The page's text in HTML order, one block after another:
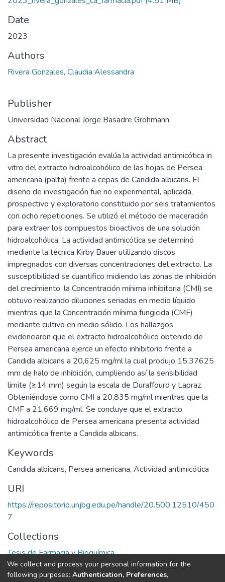
Date
2023
Authors
Rivera Gonzales, Claudia Alessandra
Publisher
Universidad Nacional Jorge Basadre Grohmann
Abstract
La presente investigación evalúa la actividad antimicótica in
vitro del extracto hidroalcohólico de las hojas de Persea
americana (palta) frente a cepas de Candida albicans. El
diseño de investigación fue no experimental, aplicada,
prospectivo y exploratorio constituido por seis tratamientos
con ocho repeticiones. Se utilizó el método de maceración
para extraer los compuestos bioactivos de una solución
hidroalcohólica. La actividad antimicótica se determinó
mediante la técnica Kirby Bauer utilizando discos
impregnados con diversas concentraciones del extracto. La
susceptibilidad se cuantifico midiendo las zonas de inhibición
del crecimiento; la Concentración mínima inhibitoria (CMI) se
obtuvo realizando diluciones seriadas en medio líquido
mientras que la Concentración mínima fungicida (CMF)
mediante cultivo en medio sólido. Los hallazgos
evidenciaron que el extracto hidroalcohólico obtenido de
Persea americana ejerce un efecto inhibitorio frente a
Candida albicans a 20,625 mg/ml la cual produjo 15,37625
mm de halo de inhibición, cumpliendo así la sensibilidad
limite (≥14 mm) según la escala de Duraffourd y Lapraz.
Obteniéndose como CMI a 20,835 mg/ml mientras que la
CMF a 21,669 mg/ml. Se concluye que el extracto
hidroalcohólico de Persea americana presenta actividad
antimicótica frente a Candida albicans.
Keywords
Candida albicans, Persea americana, Actividad antimicótica
URI
https://repositorio.unjbg.edu.pe/handle/20.500.12510/450
7
Collections
Tesis de Farmacia y Bioquímica
Full item page
We collect and process your personal information for the
following purposes: Authentication, Preferences,